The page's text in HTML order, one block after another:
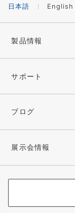
日本語 English
製品情報
サポート
ブログ
展示会情報